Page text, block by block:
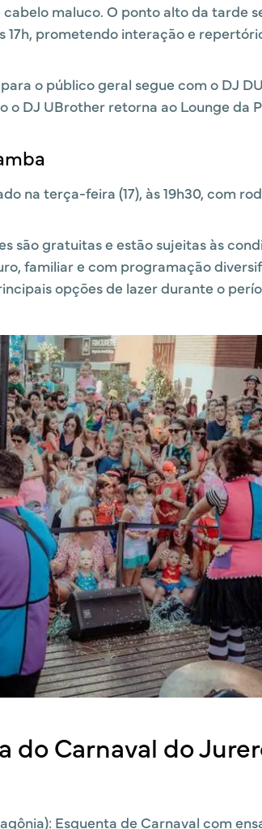
maluco. O ponto alto da tarde
17h, prometendo interação e
o público geral segue com o DJ
o DJ UBrother retorna ao Lounge da
na terça-feira (17), às 19h30, com
são gratuitas e estão sujeitas às
familiar e com programação
opções de lazer durante o
do Carnaval do
Esquenta de Carnaval com